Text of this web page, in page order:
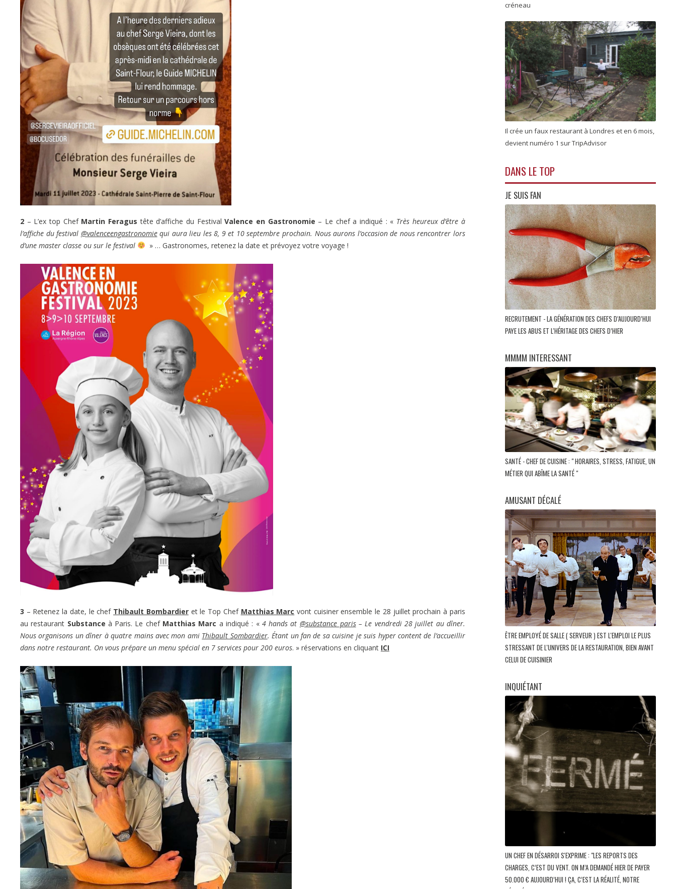
2 – L’ex top Chef Martin Feragus tête d’affiche du FestivalValence en Gastronomie – Le chef a indiqué : « Très heureux d’être à
l’affiche du festival @valenceengastronomiequi aura lieu les 8, 9 et 10 septembre prochain. Nous aurons l’occasion de nous rencontrer lors
d’une master classe ou sur le festival
» … Gastronomes, retenez la date et prévoyez votre voyage !
3 – Retenez la date, le chef Thibault Bombardier et le Top Chef Matthias Marc vont cuisiner ensemble le 28 juillet prochain à paris
au restaurant Substance à Paris. Le chef Matthias Marc a indiqué : « 4 hands at @substance_paris– Le vendredi 28 juillet au dîner.
Nous organisons un dîner à quatre mains avec mon ami Thibault Sombardier. Étant un fan de sa cuisine je suis hyper content de l’accueillir
dans notre restaurant. On vous prépare un menu spécial en 7 services pour 200 euros. » réservations en cliquant ICI
créneau
Il crée un faux restaurant à Londres et en 6 mois,
devient numéro 1 sur TripAdvisor
DANS LE TOP
JE SUIS FAN
RECRUTEMENT - LA GÉNÉRATION DES CHEFS D’AUJOURD’HUI
PAYE LES ABUS ET L'HÉRITAGE DES CHEFS D’HIER
MMMM INTERESSANT
SANTÉ - CHEF DE CUISINE : " HORAIRES, STRESS, FATIGUE, UN
MÉTIER QUI ABÎME LA SANTÉ "
AMUSANT DÉCALÉ
ÊTRE EMPLOYÉ DE SALLE ( SERVEUR ) EST L'EMPLOI LE PLUS
STRESSANT DE L'UNIVERS DE LA RESTAURATION, BIEN AVANT
CELUI DE CUISINIER
INQUIÉTANT
UN CHEF EN DÉSARROI S'EXPRIME : "LES REPORTS DES
CHARGES, C’EST DU VENT. ON M’A DEMANDÉ HIER DE PAYER
50.000 € AUJOURD’HUI ! ÇA, C’EST LA RÉALITÉ, NOTRE